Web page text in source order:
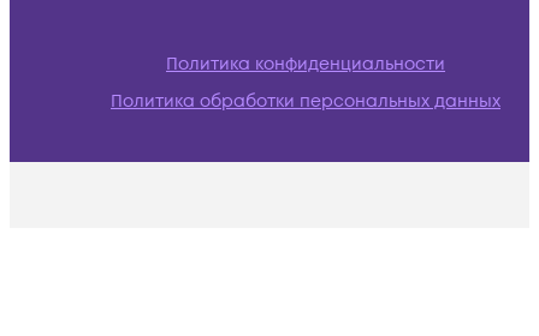
Политика конфиденциальности
Политика обработки персональных данных